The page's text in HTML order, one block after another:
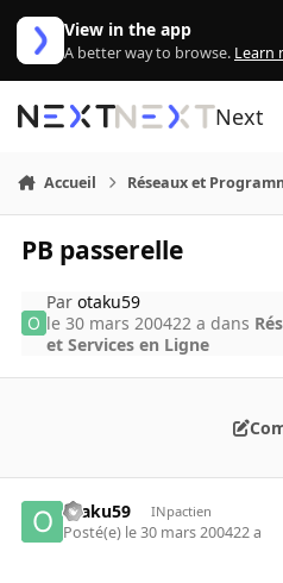
Aller au contenu
View in the app
A better way to browse. Learn
Next
Accueil Réseaux et
PB passerelle
Parotaku59
le 30 mars 200422 a dans
et Services en Ligne
otaku59 INpactien
Posté(e) le 30 mars 200422 a